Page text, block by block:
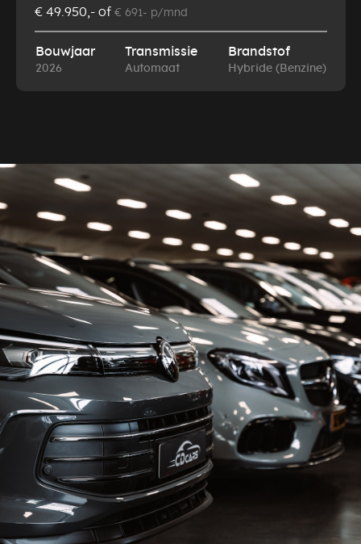
€ 49.950,- of € 691- p/mnd
Bouwjaar
2026
Transmissie
Automaat
Brandstof
Hybride (Benzine)